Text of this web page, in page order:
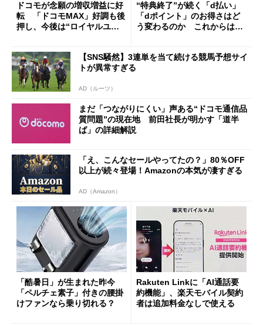
ドコモが念願の増収増益に好
転 「ドコモMAX」好調も後
押し、今後は“ロイヤルユー
“特典終了”が続く「d払い」
「dポイント」のお得さはど
う変わるのか これからは
【SNS騒然】3連単を当て続ける競馬予想サイ
トが異常すぎる
AD（ルーツ）
まだ「つながりにくい」声ある“ドコモ通信品
質問題”の現在地 前田社長が明かす「道半
ば」の詳細解説
「え、こんなセールやってたの？」80％OFF
以上が続々登場！Amazonの本気が凄すぎる
AD（Amazon）
「酷暑日」が生まれた昨今
「ペルチェ素子」付きの腰掛
けファンなら乗り切れる？
Rakuten Linkに「AI通話要
約機能」、楽天モバイル契約
者は追加料金なしで使える